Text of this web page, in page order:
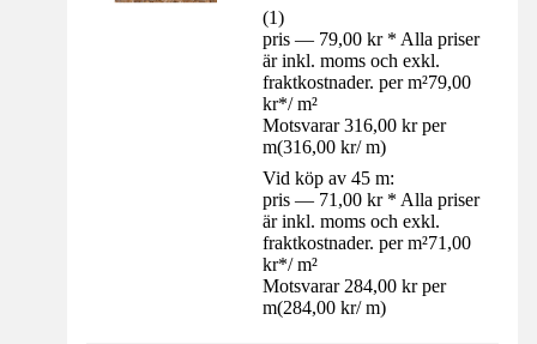
(1)
pris — 79,00 kr * Alla priser
är inkl. moms och exkl.
fraktkostnader. per m²79,00
kr*/ m²
Motsvarar 316,00 kr per
m(316,00 kr/ m)
Vid köp av 45 m:
pris — 71,00 kr * Alla priser
är inkl. moms och exkl.
fraktkostnader. per m²71,00
kr*/ m²
Motsvarar 284,00 kr per
m(284,00 kr/ m)